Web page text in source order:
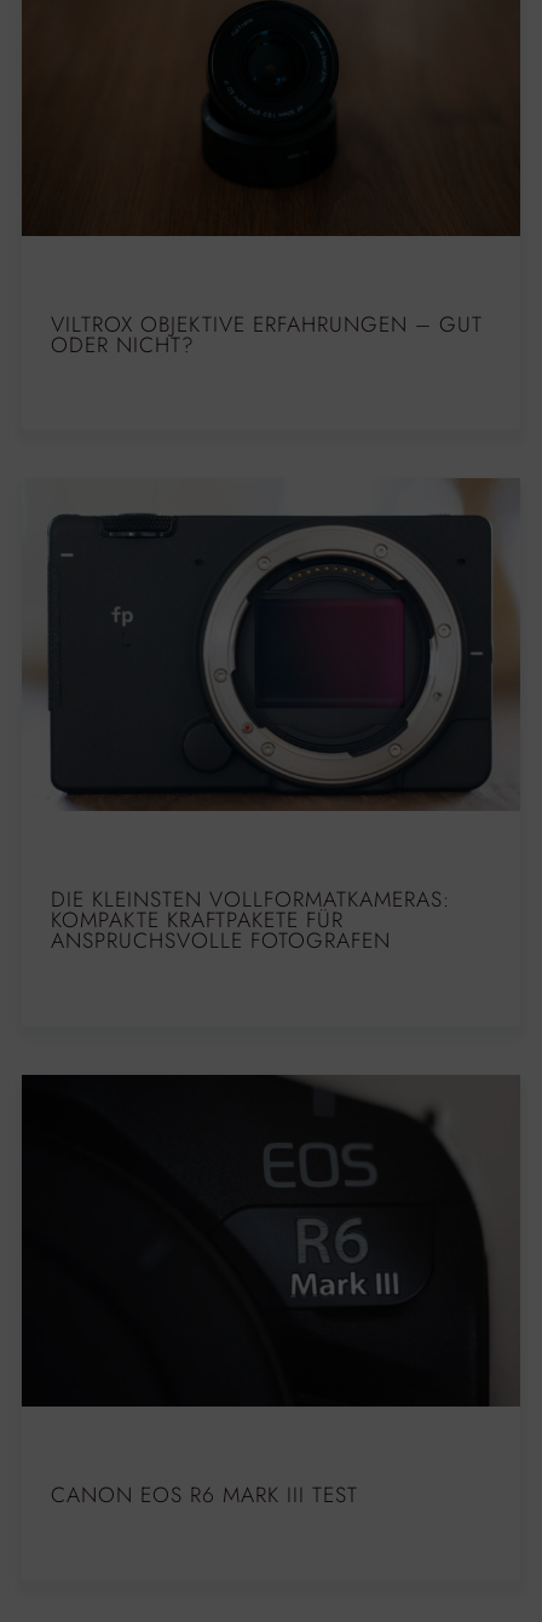
VILTROX OBJEKTIVE ERFAHRUNGEN – GUT
ODER NICHT?
DIE KLEINSTEN VOLLFORMATKAMERAS:
KOMPAKTE KRAFTPAKETE FÜR
ANSPRUCHSVOLLE FOTOGRAFEN
CANON EOS R6 MARK III TEST